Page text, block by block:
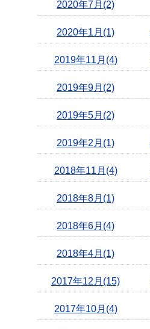
2020年7月(2)
2020年1月(1)
2019年11月(4)
2019年9月(2)
2019年5月(2)
2019年2月(1)
2018年11月(4)
2018年8月(1)
2018年6月(4)
2018年4月(1)
2017年12月(15)
2017年10月(4)